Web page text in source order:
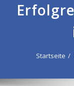
Startseite